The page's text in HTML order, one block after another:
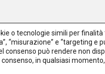
o tecnologie simili per finalità
“misurazione” e “targeting e
consenso può rendere non
in qualsiasi